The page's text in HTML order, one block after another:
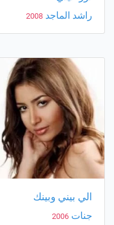
راشد الماجد 2008
الي بيني وبينك
جنات 2006